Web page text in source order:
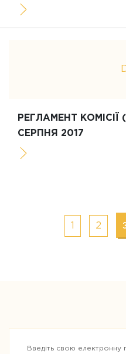
РЕГЛАМЕНТ КОМІСІЇ
СЕРПНЯ 2017
2